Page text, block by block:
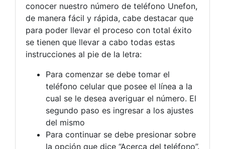
conocer nuestro número de teléfono Unefon,
de manera fácil y rápida, cabe destacar que
para poder llevar el proceso con total éxito
se tienen que llevar a cabo todas estas
instrucciones al pie de la letra:
Para comenzar se debe tomar el
teléfono celular que posee el línea a la
cual se le desea averiguar el número. El
segundo paso es ingresar a los ajustes
del mismo
Para continuar se debe presionar sobre
la opción que dice “Acerca del teléfono”.